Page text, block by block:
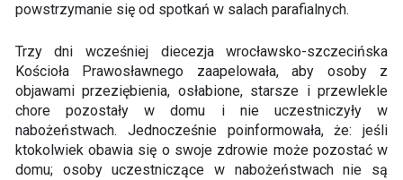
powstrzymanie się od spotkań w salach parafialnych.
Trzy dni wcześniej diecezja wrocławsko-szczecińska
Kościoła Prawosławnego zaapelowała, aby osoby z
objawami przeziębienia, osłabione, starsze i przewlekle
chore pozostały w domu i nie uczestniczyły w
nabożeństwach. Jednocześnie poinformowała, że: jeśli
ktokolwiek obawia się o swoje zdrowie może pozostać w
domu; osoby uczestniczące w nabożeństwach nie są